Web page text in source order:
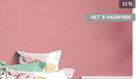
15%
НЕТ В НАЛИЧИИ